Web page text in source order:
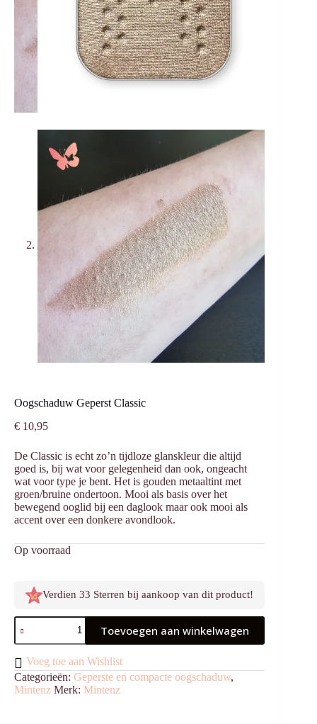
Oogschaduw Geperst Classic
€ 10,95
De Classic is echt zo’n tijdloze glanskleur die altijd
goed is, bij wat voor gelegenheid dan ook, ongeacht
wat voor type je bent. Het is gouden metaaltint met
groen/bruine ondertoon. Mooi als basis over het
bewegend ooglid bij een daglook maar ook mooi als
accent over een donkere avondlook.
Op voorraad
Verdien 33 Sterren bij aankoop van dit product!
Oogschaduw
Geperst
Classic
aantal
Toevoegen aan winkelwagen
Voeg toe aan Wishlist
Categorieën: Geperste en compacte oogschaduw,
Mintenz Merk: Mintenz